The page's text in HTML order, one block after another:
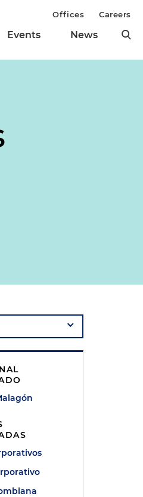
Events News
Offices Careers